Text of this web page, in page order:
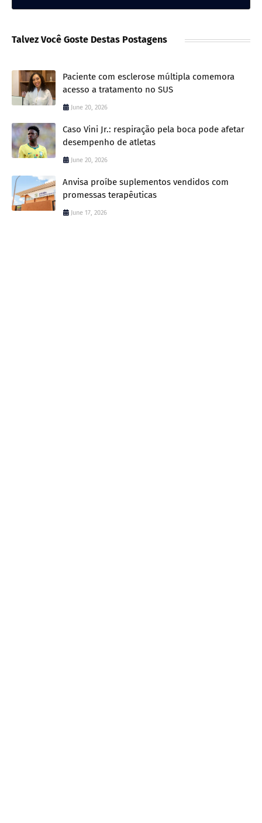
Talvez Você Goste Destas Postagens
Paciente com esclerose múltipla comemora
acesso a tratamento no SUS
June 20, 2026
Caso Vini Jr.: respiração pela boca pode afetar
desempenho de atletas
June 20, 2026
Anvisa proíbe suplementos vendidos com
promessas terapêuticas
June 17, 2026